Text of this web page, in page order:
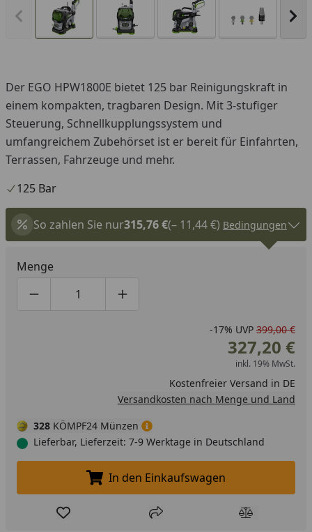
Vorheriges Bild anzeigen
Der EGO HPW1800E bietet 125 bar Reinigungskraft in
einem kompakten, tragbaren Design. Mit 3-stufiger
Steuerung, Schnellkupplungssystem und
umfangreichem Zubehörset ist er bereit für Einfahrten,
Terrassen, Fahrzeuge und mehr.
125 Bar
So zahlen Sie nur315,76 €(– 11,44 €) Bedingungen
Menge
Produktmenge um eins verringern
Produktmenge manuell eingeben
Produktmenge um eins erhöhen
-17% UVP 399,00 €
327,20 €
inkl. 19% MwSt.
Kostenfreier Versand in DE
Versandkosten nach Menge und Land
328 KÖMPF24 Münzen
Lieferbar, Lieferzeit: 7-9 Werktage in Deutschland
In den Einkaufswagen legen
In den Einkaufswagen
Produkt zur Wunschliste hinzufügen
Teilen Produkt